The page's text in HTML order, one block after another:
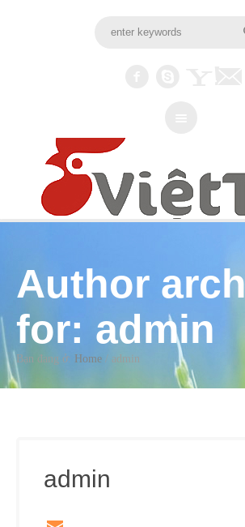
Author
for: admin
Bạn đang ở: Home / admin
admin